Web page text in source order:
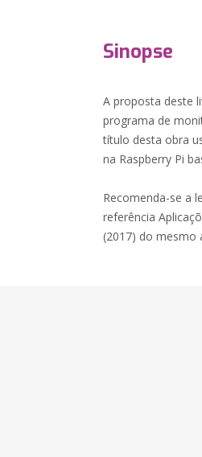
Sinopse
A proposta deste
programa de
título desta obra
na Raspberry Pi
Recomenda-se a
referência
(2017) do mesmo